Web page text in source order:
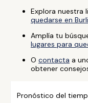
Explora nuestra
quedarse en
Amplía tu
lugares para
O contacta a
obtener
Pronóstico del